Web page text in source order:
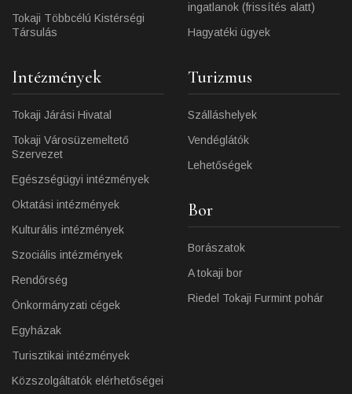
Tokaji Többcélú Kistérségi
Társulás
ingatlanok (frissítés alatt)
Hagyatéki ügyek
Intézmények
Tokaji Járási Hivatal
Tokaji Városüzemeltető
Szervezet
Egészségügyi intézmények
Oktatási intézmények
Kulturális intézmények
Szociális intézmények
Rendőrség
Önkormányzati cégek
Egyházak
Turisztikai intézmények
Közszolgáltatók elérhetőségei
Turizmus
Szálláshelyek
Vendéglátók
Lehetőségek
Bor
Borászatok
A tokaji bor
Riedel Tokaji Furmint pohár